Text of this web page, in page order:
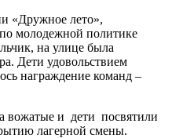
«Дружное лето»,
молодежной политике
на улице была
Дети удовольствием
награждение команд –
вожатые и дети посвятили
лагерной смены.